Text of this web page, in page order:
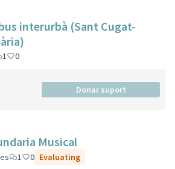
interurbà (Sant Cugat-
1 0
Donar suport
Musical
1 0 Evaluating